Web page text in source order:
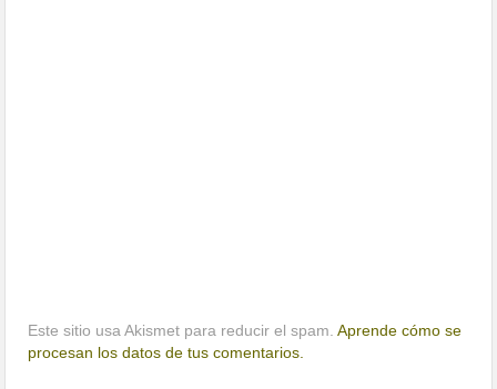
Este sitio usa Akismet para reducir el spam.Aprende cómo se
procesan los datos de tus comentarios.